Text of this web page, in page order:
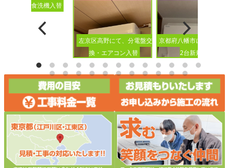
左京区高野にて、分電盤交
換・エアコン入替
京都府八幡市にて、エア
2台新規設置
ビルトイン食洗機入替